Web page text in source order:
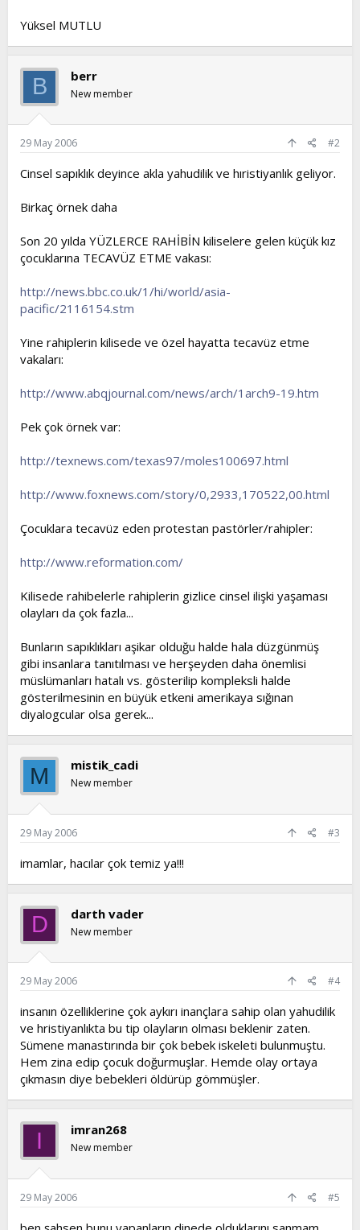
Yüksel MUTLU
B berr
New member
29 May 2006 #2
Cinsel sapıklık deyince akla yahudilik ve hıristiyanlık geliyor.
Birkaç örnek daha
Son 20 yılda YÜZLERCE RAHİBİN kiliselere gelen küçük kız
çocuklarına TECAVÜZ ETME vakası:
http://news.bbc.co.uk/1/hi/world/asia-
pacific/2116154.stm
Yine rahiplerin kilisede ve özel hayatta tecavüz etme
vakaları:
http://www.abqjournal.com/news/arch/1arch9-19.htm
Pek çok örnek var:
http://texnews.com/texas97/moles100697.html
http://www.foxnews.com/story/0,2933,170522,00.html
Çocuklara tecavüz eden protestan pastörler/rahipler:
http://www.reformation.com/
Kilisede rahibelerle rahiplerin gizlice cinsel ilişki yaşaması
olayları da çok fazla...
Bunların sapıklıkları aşikar olduğu halde hala düzgünmüş
gibi insanlara tanıtılması ve herşeyden daha önemlisi
müslümanları hatalı vs. gösterilip kompleksli halde
gösterilmesinin en büyük etkeni amerikaya sığınan
diyalogcular olsa gerek...
M mistik_cadi
New member
29 May 2006 #3
imamlar, hacılar çok temiz ya!!!
D darth vader
New member
29 May 2006 #4
insanın özelliklerine çok aykırı inançlara sahip olan yahudilik
ve hristiyanlıkta bu tip olayların olması beklenir zaten.
Sümene manastırında bir çok bebek iskeleti bulunmuştu.
Hem zina edip çocuk doğurmuşlar. Hemde olay ortaya
çıkmasın diye bebekleri öldürüp gömmüşler.
I imran268
New member
29 May 2006 #5